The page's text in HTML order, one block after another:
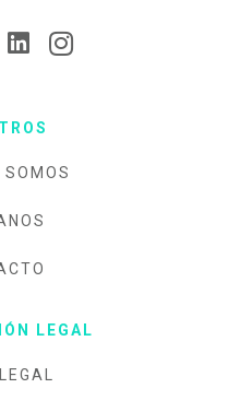
SOMOS
LEGAL